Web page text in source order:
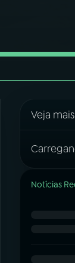
Veja
Notícias